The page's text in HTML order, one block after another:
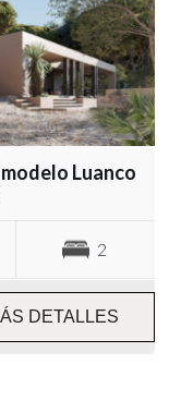
Luanco
2
DETALLES